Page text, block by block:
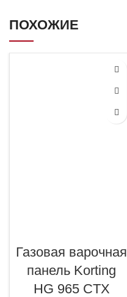
ПОХОЖИЕ
Газовая варочная
панель Korting
HG 965 CTX